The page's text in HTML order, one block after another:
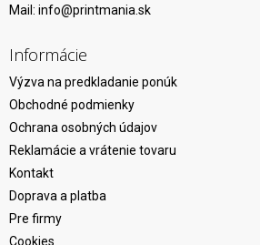
Mail: info@printmania.sk
Informácie
Výzva na predkladanie ponúk
Obchodné podmienky
Ochrana osobných údajov
Reklamácie a vrátenie tovaru
Kontakt
Doprava a platba
Pre firmy
Cookies